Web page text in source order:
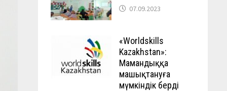
07.09.2023
«Worldskills
Kazakhstan»:
Мамандыққа
машықтануға
мүмкіндік берді